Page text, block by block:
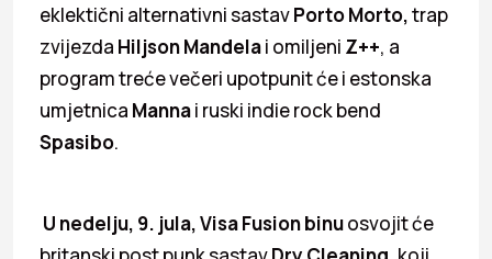
eklektični alternativni sastavPorto Morto,trap
zvijezda Hiljson Mandelai omiljeni Z++, a
program treće večeri upotpunit će i estonska
umjetnica Mannai ruski indie rock bend
Spasibo.
U nedelju, 9. jula,Visa Fusion binuosvojit će